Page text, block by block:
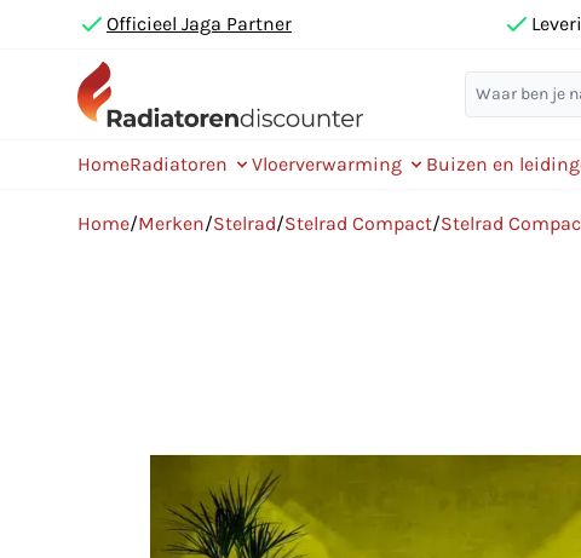
Officieel Jaga Partner
HomeRadiatoren Vloerverwarming Buizen en
Home/Merken/Stelrad/Stelrad Compact/Stelrad